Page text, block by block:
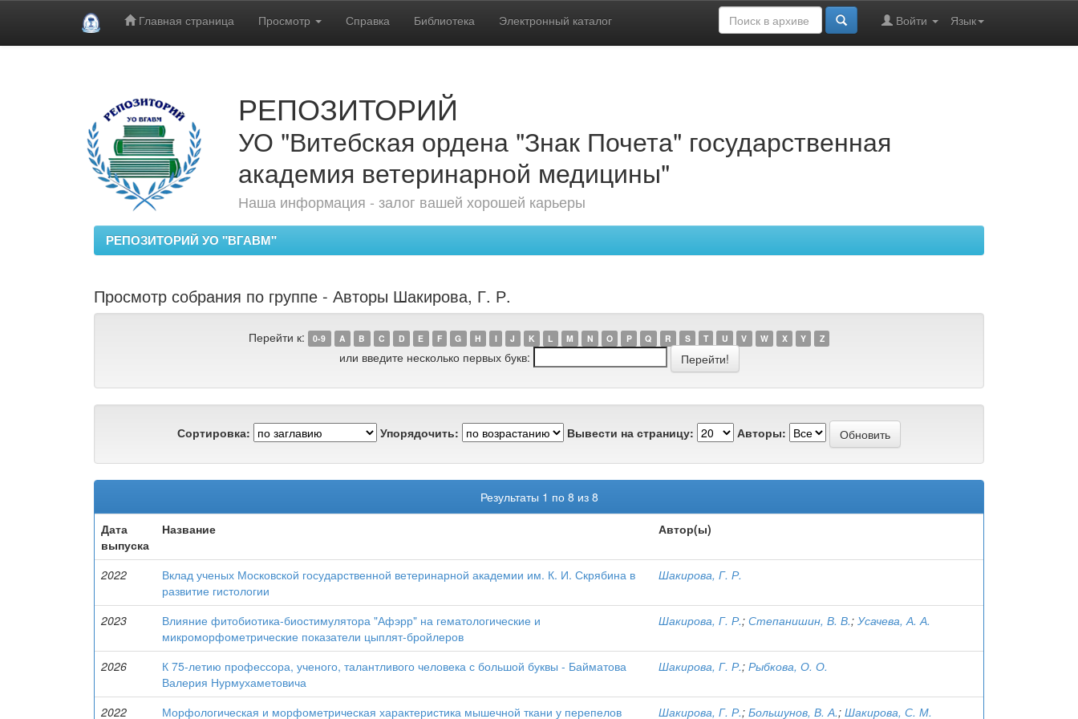
Главная страница Просмотр Справка Библиотека Электронный каталог Язык
Войти
РЕПОЗИТОРИЙ
УО "Витебская ордена "Знак Почета" государственная
академия ветеринарной медицины"
Наша информация - залог вашей хорошей карьеры
РЕПОЗИТОРИЙ УО "ВГАВМ"
Просмотр собрания по группе - Авторы Шакирова, Г. Р.
Перейти к: 0-9 A B C D E F G H I J K L M N O P Q R S T U V W X Y Z
или введите несколько первых букв:
Сортировка: Упорядочить: Вывести на страницу: Авторы:
Результаты 1 по 8 из 8
Дата
выпуска
Название Автор(ы)
2022
Вклад ученых Московской государственной ветеринарной академии им. К. И. Скрябина в
развитие гистологии
Шакирова, Г. Р.
2023
Влияние фитобиотика-биостимулятора "Афэрр" на гематологические и
микроморфометрические показатели цыплят-бройлеров
Шакирова, Г. Р.; Степанишин, В. В.; Усачева, А. А.
2026
К 75-летию профессора, ученого, талантливого человека с большой буквы - Байматова
Валерия Нурмухаметовича
Шакирова, Г. Р.; Рыбкова, О. О.
2022 Морфологическая и морфометрическая характеристика мышечной ткани у перепелов Шакирова, Г. Р.; Большунов, В. А.; Шакирова, С. М.